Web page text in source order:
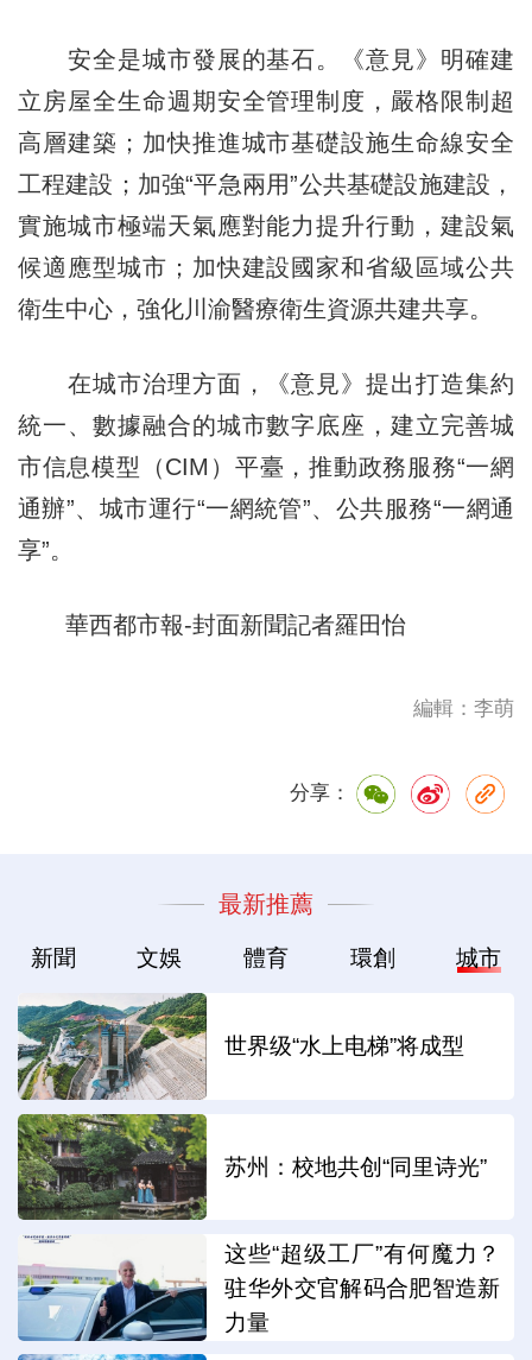
安全是城市發展的基石。《意見》明確建
立房屋全生命週期安全管理制度，嚴格限制超
高層建築；加快推進城市基礎設施生命線安全
工程建設；加強“平急兩用”公共基礎設施建設，
實施城市極端天氣應對能力提升行動，建設氣
候適應型城市；加快建設國家和省級區域公共
衛生中心，強化川渝醫療衛生資源共建共享。
在城市治理方面，《意見》提出打造集約
統一、數據融合的城市數字底座，建立完善城
市信息模型（CIM）平臺，推動政務服務“一網
通辦”、城市運行“一網統管”、公共服務“一網通
享”。
華西都市報-封面新聞記者羅田怡
編輯：李萌
分享：
最新推薦
新聞 文娛 體育 環創 城市
世界级“水上电梯”将成型
苏州：校地共创“同里诗光”
这些“超级工厂”有何魔力？
驻华外交官解码合肥智造新
力量